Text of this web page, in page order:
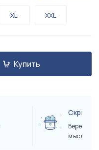
XL XXL
Купить
Берегут
мыслей